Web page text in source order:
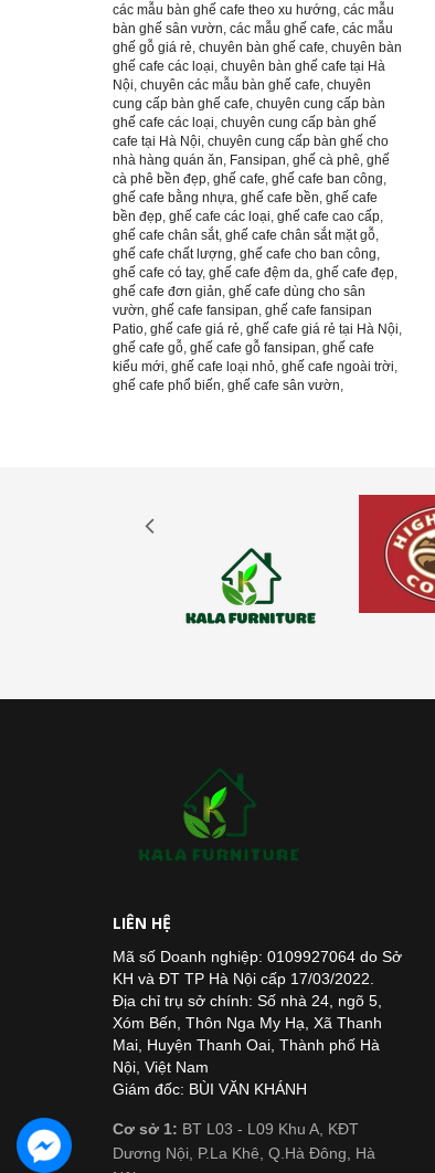
các mẫu bàn ghế cafe theo xu hướng, các mẫu
bàn ghế sân vườn, các mẫu ghế cafe, các mẫu
ghế gỗ giá rẻ, chuyên bàn ghế cafe, chuyên bàn
ghế cafe các loại, chuyên bàn ghế cafe tại Hà
Nội, chuyên các mẫu bàn ghế cafe, chuyên
cung cấp bàn ghế cafe, chuyên cung cấp bàn
ghế cafe các loại, chuyên cung cấp bàn ghế
cafe tại Hà Nội, chuyên cung cấp bàn ghế cho
nhà hàng quán ăn, Fansipan, ghế cà phê, ghế
cà phê bền đẹp, ghế cafe, ghế cafe ban công,
ghế cafe bằng nhựa, ghế cafe bền, ghế cafe
bền đẹp, ghế cafe các loại, ghế cafe cao cấp,
ghế cafe chân sắt, ghế cafe chân sắt mặt gỗ,
ghế cafe chất lượng, ghế cafe cho ban công,
ghế cafe có tay, ghế cafe đệm da, ghế cafe đẹp,
ghế cafe đơn giản, ghế cafe dùng cho sân
vườn, ghế cafe fansipan, ghế cafe fansipan
Patio, ghế cafe giá rẻ, ghế cafe giá rẻ tại Hà Nội,
ghế cafe gỗ, ghế cafe gỗ fansipan, ghế cafe
kiểu mới, ghế cafe loại nhỏ, ghế cafe ngoài trời,
ghế cafe phổ biến, ghế cafe sân vườn,
LIÊN HỆ
Mã số Doanh nghiệp: 0109927064 do Sở
KH và ĐT TP Hà Nội cấp 17/03/2022.
Địa chỉ trụ sở chính: Số nhà 24, ngõ 5,
Xóm Bến, Thôn Nga My Hạ, Xã Thanh
Mai, Huyện Thanh Oai, Thành phố Hà
Nội, Việt Nam
Giám đốc: BÙI VĂN KHÁNH
Cơ sở 1: BT L03 - L09 Khu A, KĐT
Dương Nội, P.La Khê, Q.Hà Đông, Hà